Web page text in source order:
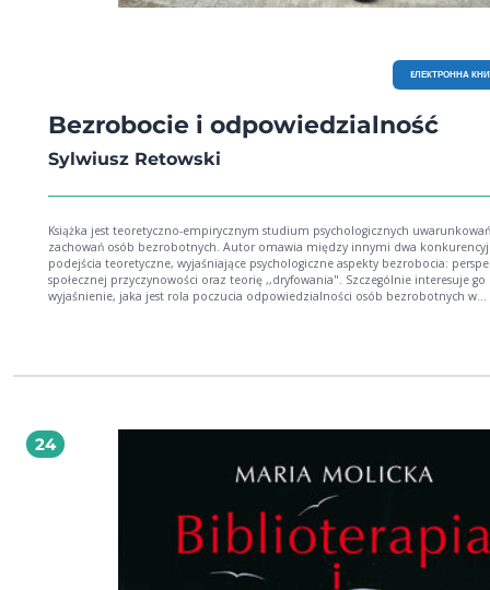
EЛЕКТРОННА
Bezrobocie i odpowiedzialność
Sylwiusz Retowski
Książka jest teoretyczno-empirycznym studium psychologicznych uwarunkowań
zachowań osób bezrobotnych. Autor omawia między innymi dwa
podejścia teoretyczne, wyjaśniające psychologiczne aspekty bezrobocia:
społecznej przyczynowości oraz teorię ,,dryfowania". Szczególnie interesuje go
wyjaśnienie, jaka jest rola poczucia odpowiedzialności osób bezrobotnych w
masowej i znacząco obniżają jakość dostępnych na rynku zasobów pracy.
psychologii, socjologii, polityki społecznej; winna także zainteresować szerokie grono
praktyków realizujących politykę społeczną państwa wobec osób
współczesnym świecie pogłębiona wiedza na te tematy jest niezwykle
tylko z naukowego, lecz także praktycznego punktu widzenia.
24